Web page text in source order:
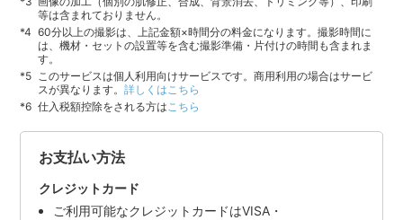
等は含まれておりません。
60分以上の撮影は、上記金額×時間分の料金になります。撮影時間に
は、機材・セットの設置等を含む撮影準備・片付けの時間も含まれま
す。
このサービスは個人利用向けサービスです。商用利用の場合はサービ
スが異なります。詳しくはこちら
仕入税額控除をされる方は こちら
お支払い方法
クレジットカード
ご利用可能なクレジットカードはVISA・